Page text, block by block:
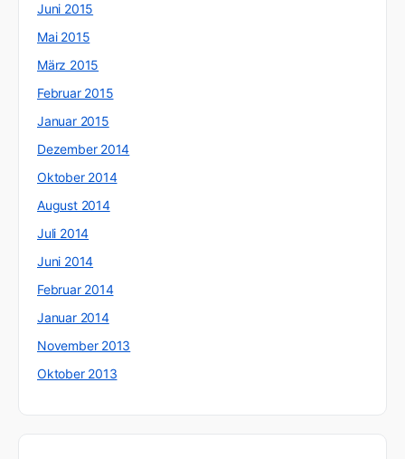
Juni 2015
Mai 2015
März 2015
Februar 2015
Januar 2015
Dezember 2014
Oktober 2014
August 2014
Juli 2014
Juni 2014
Februar 2014
Januar 2014
November 2013
Oktober 2013